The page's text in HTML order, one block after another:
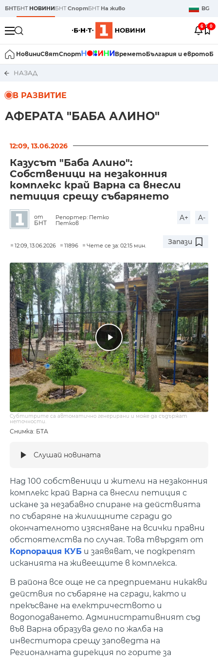
БНТБНТ НОВИНИБНТСпортБНТ На живо BG
6 0
НовиниСвятСпорт ВреметоБългария и еврото
НАЗАД
В РАЗВИТИЕ
АФЕРАТА "БАБА АЛИНО"
12:09, 13.06.2026
Казусът "Баба Алино":
Собственици на незаконния
комплекс край Варна са внесли
петиция срещу събарянето
от
БНТ
Репортер: Петко
Петков
A+ A-
12:09, 13.06.2026 11896 Чете се за: 02:15 мин. Запази
Снимка: БТА
Субтитрите са автоматично генерирани и може да съдържат
неточности.
Слушай новината
Над 100 собственици и жители на незаконния
комплекс край Варна са внесли петиция с
искане за незабавно спиране на действията
по събаряне на жилищните сгради до
окончателното изясняване на всички правни
обстоятелства по случая. Това твърдят от
Корпорация КУБ и заявяват, че подкрепят
исканията на живеещите в комплекса.
В района все още не са предприемани никакви
действия по събаряне на сгради, както и
прекъсване на електричеството и
водоподаването. Административният съд
във Варна образува дело по жалба на
инвеститора срещу заповедта на
Регионалната дирекция по горите за